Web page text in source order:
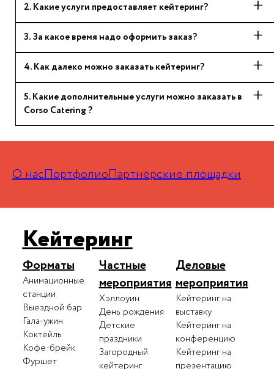
2. Какие услуги предоставляет кейтеринг?
3. За какое время надо оформить заказ?
4. Как далеко можно заказать кейтеринг?
5. Какие дополнительные услуги можно заказать в
Corso Catering ?
О насПортфолиоПартнёрские площадки
Кейтеринг
Форматы
Анимационные
станции
Выездной бар
Гала-ужин
Коктейль
Кофе-брейк
Фуршет
Частные
мероприятия
Хэллоуин
День рождения
Детские
праздники
Загородный
кейтеринг
Деловые
мероприятия
Кейтеринг на
выставку
Кейтеринг на
конференцию
Кейтеринг на
презентацию